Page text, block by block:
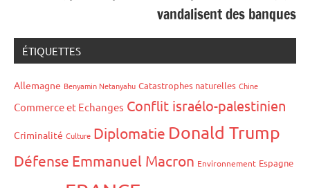
vandalisent des banques
ÉTIQUETTES
Allemagne Benyamin Netanyahu Catastrophes naturelles Chine
Commerce et Echanges Conflit israélo-palestinien
Criminalité Culture Diplomatie Donald Trump
Défense Emmanuel Macron Environnement Espagne